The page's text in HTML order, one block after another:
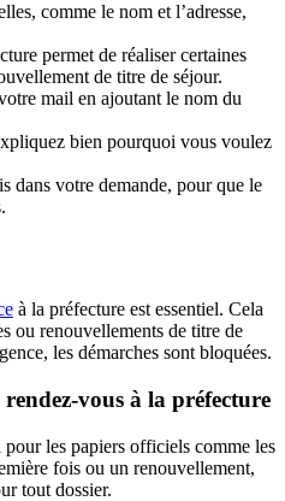
comme le nom et l’adresse,
permet de réaliser certaines
de titre de séjour.
mail en ajoutant le nom du
bien pourquoi vous voulez
dans votre demande, pour que le
à la préfecture est essentiel. Cela
ou renouvellements de titre de
les démarches sont bloquées.
vous à la préfecture
les papiers officiels comme les
fois ou un renouvellement,
tout dossier.